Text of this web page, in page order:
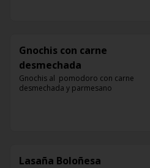
Gnochis con carne
desmechada
Gnochis al  pomodoro con carne
desmechada y parmesano
Lasaña Boloñesa